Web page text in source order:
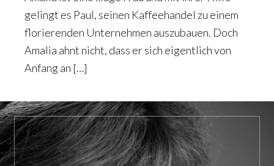
gelingt es Paul, seinen Kaffeehandel zu einem
florierenden Unternehmen auszubauen. Doch
Amalia ahnt nicht, dass er sich eigentlich von
Anfang an […]